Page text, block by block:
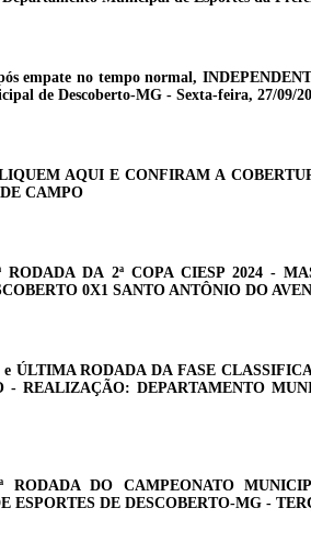
empate no tempo normal,
de Descoberto-MG - Sexta-feira, 27/09/
AQUI E CONFIRAM A
CAMPO
RODADA DA 2ª COPA CIESP 2024 -
0X1 SANTO ANTÔNIO DO
e ÚLTIMA RODADA DA FASE
- REALIZAÇÃO: DEPARTAMENTO
RODADA DO CAMPEONATO
ESPORTES DE DESCOBERTO-MG -